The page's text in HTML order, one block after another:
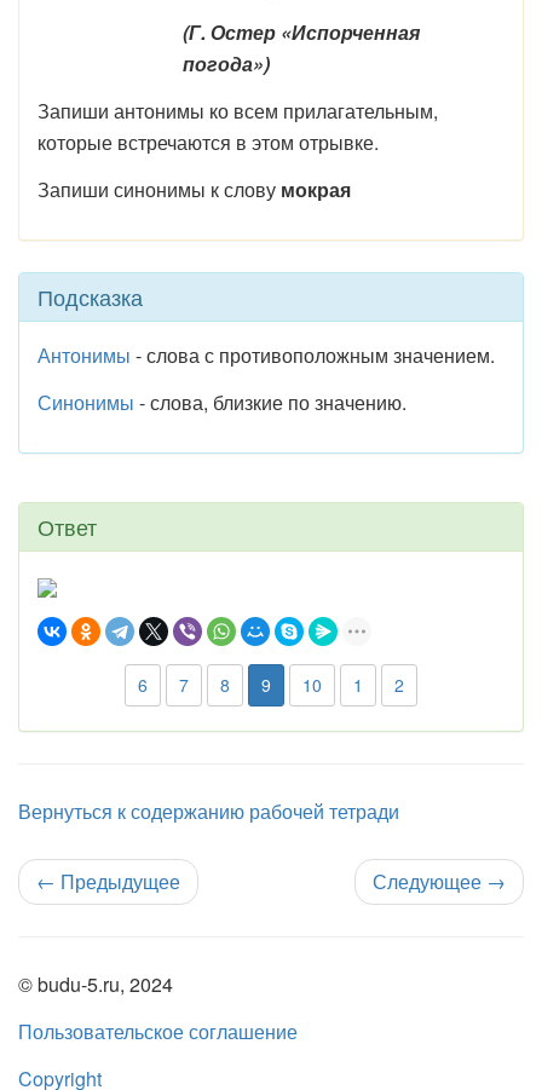
(Г. Остер «Испорченная
погода»)
Запиши антонимы ко всем прилагательным,
которые встречаются в этом отрывке.
Запиши синонимы к слову мокрая
Подсказка
Антонимы - слова с противоположным значением.
Синонимы - слова, близкие по значению.
Ответ
6 7 8 9 10 1 2
Вернуться к содержанию рабочей тетради
← Предыдущее Следующее →
© budu-5.ru, 2024
Пользовательское соглашение
Copyright